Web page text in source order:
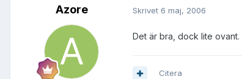
Azore Skrivet 6 maj, 2006
Det är bra, dock lite ovant.
Citera